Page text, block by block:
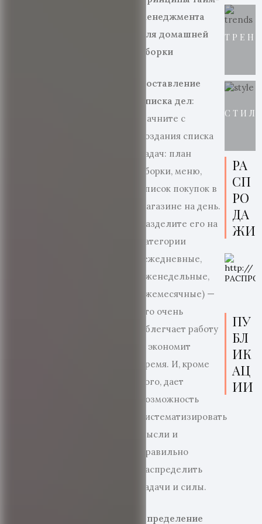
менеджмента
для домашней
уборки
Составление
списка дел:
Начните с
создания списка
задач: план
уборки, меню,
список покупок в
магазине на день.
Разделите его на
категории
(ежедневные,
еженедельные,
ежемесячные) —
это очень
облегчает работу
и экономит
время. И, кроме
того, дает
возможность
систематизировать
мысли и
правильно
распределить
задачи и силы.
Определение
РА
СП
РО
ДА
ЖИ
ПУ
БЛ
ИК
АЦ
ИИ